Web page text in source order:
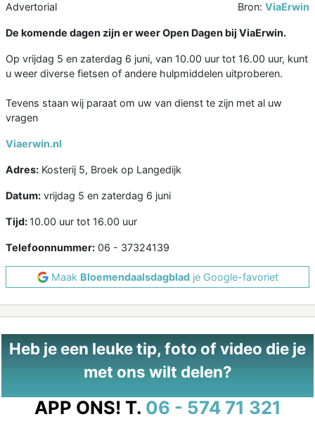
Advertorial Bron: ViaErwin
De komende dagen zijn er weer Open Dagen bij ViaErwin.
Op vrijdag 5 en zaterdag 6 juni, van 10.00 uur tot 16.00 uur, kunt
u weer diverse fietsen of andere hulpmiddelen uitproberen.
Tevens staan wij paraat om uw van dienst te zijn met al uw
vragen
Viaerwin.nl
Adres: Kosterij 5, Broek op Langedijk
Datum: vrijdag 5 en zaterdag 6 juni
Tijd: 10.00 uur tot 16.00 uur
Telefoonnummer: 06 - 37324139
Maak Bloemendaalsdagbladje Google-favoriet
Heb je een leuke tip, foto of video die je
met ons wilt delen?
APP ONS! T. 06 - 574 71 321